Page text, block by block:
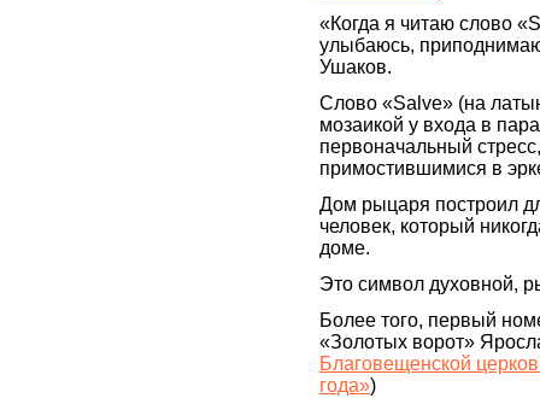
«Когда я читаю слово
улыбаюсь,
Ушаков.
Слово «Salvе» (на
мозаикой у входа в
первоначальный
примостившимися в
Дом рыцаря построил
человек, который
доме.
Это символ духовной,
Более того, первый
«Золотых ворот»
Благовещенской
года»)